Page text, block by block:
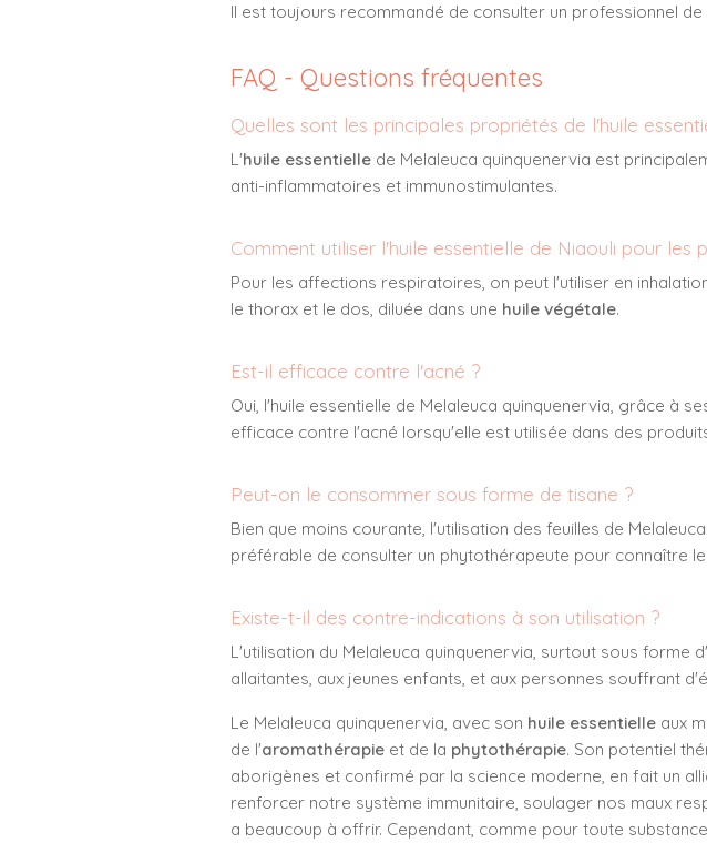
Il est toujours recommandé de consulter un professionnel
FAQ - Questions fréquentes
Quelles sont les principales propriétés de l'huile
L'huile essentielle de Melaleuca quinquenervia est
anti-inflammatoires et immunostimulantes.
Comment utiliser l'huile essentielle de Niaouli pour les
Pour les affections respiratoires, on peut l'utiliser en
le thorax et le dos, diluée dans une huile végétale.
Est-il efficace contre l'acné ?
Oui, l'huile essentielle de Melaleuca quinquenervia, grâce à
efficace contre l'acné lorsqu'elle est utilisée dans des
Peut-on le consommer sous forme de tisane ?
Bien que moins courante, l'utilisation des feuilles de
préférable de consulter un phytothérapeute pour connaître
Existe-t-il des contre-indications à son utilisation ?
L'utilisation du Melaleuca quinquenervia, surtout sous forme
allaitantes, aux jeunes enfants, et aux personnes souffrant
Le Melaleuca quinquenervia, avec son huile essentielle aux
de l'aromathérapie et de la phytothérapie. Son potentiel
aborigènes et confirmé par la science moderne, en fait un
renforcer notre système immunitaire, soulager nos maux
a beaucoup à offrir. Cependant, comme pour toute